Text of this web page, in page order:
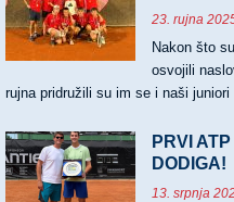
PRVAKA
23. rujna
Nakon što
osvojili
rujna pridružili su im se i naši
PRVI
DODIGA!
13. srpnja